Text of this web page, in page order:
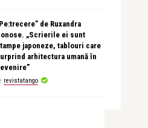
de Ruxandra
„Scrierile ei sunt
japoneze, tablouri care
arhitectura umană în
revistatango